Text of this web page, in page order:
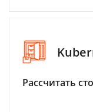
Рассчитать